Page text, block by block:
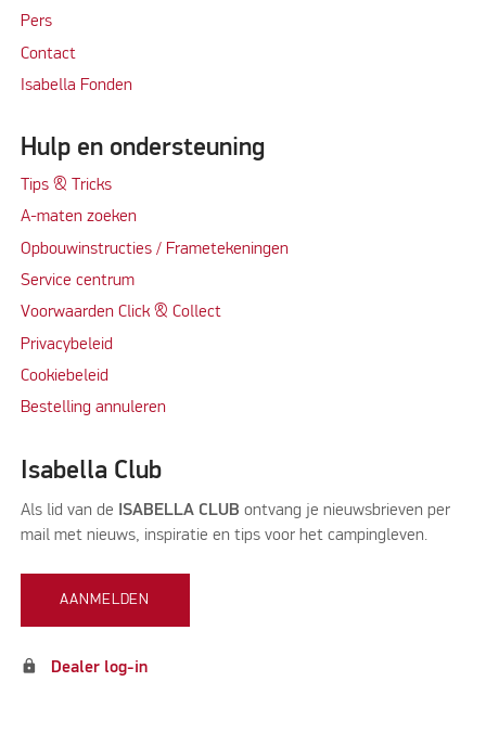
Pers
Contact
Isabella Fonden
Hulp en ondersteuning
Tips & Tricks
A-maten zoeken
Opbouwinstructies / Frametekeningen
Service centrum
Voorwaarden Click & Collect
Privacybeleid
Cookiebeleid
Bestelling annuleren
Isabella Club
Als lid van de ISABELLA CLUB ontvang je nieuwsbrieven per
mail met nieuws, inspiratie en tips voor het campingleven.
AANMELDEN
lock Dealer log-in